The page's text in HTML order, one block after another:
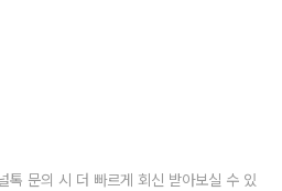
톡 문의 시 더 빠르게 회신 받아보실 수 있